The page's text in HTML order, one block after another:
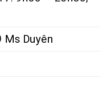
Duyên